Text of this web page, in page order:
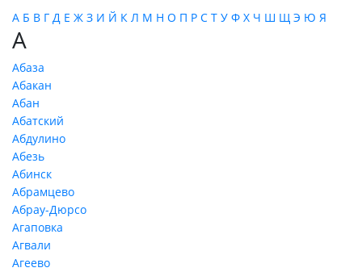
А Б В Г Д Е Ж З И Й К Л М Н О П Р С Т У Ф Х Ч Ш Щ Э Ю Я
А
Абаза
Абакан
Абан
Абатский
Абдулино
Абезь
Абинск
Абрамцево
Абрау-Дюрсо
Агаповка
Агвали
Агеево